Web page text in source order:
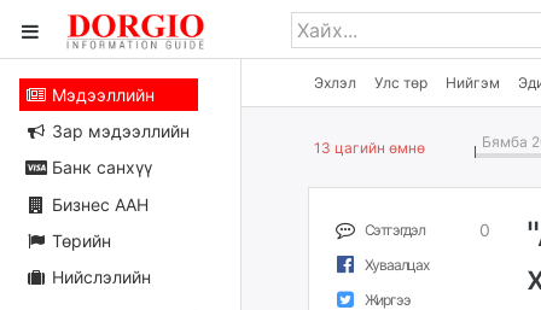
Эхлэл Улс төр Нийгэм
Мэдээллийн
Зар мэдээллийн
Банк санхүү
Бизнес ААН
Төрийн
Нийслэлийн
13 цагийн өмнө Бямба
Сэтгэгдэл 0
Хуваалцах
Жиргээ